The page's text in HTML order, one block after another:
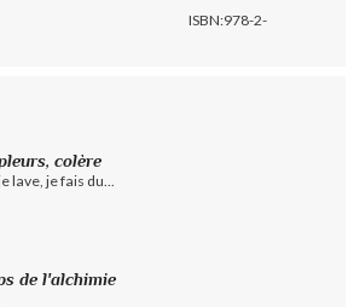
ISBN:978-2-
colère
lave, je fais du...
de l'alchimie